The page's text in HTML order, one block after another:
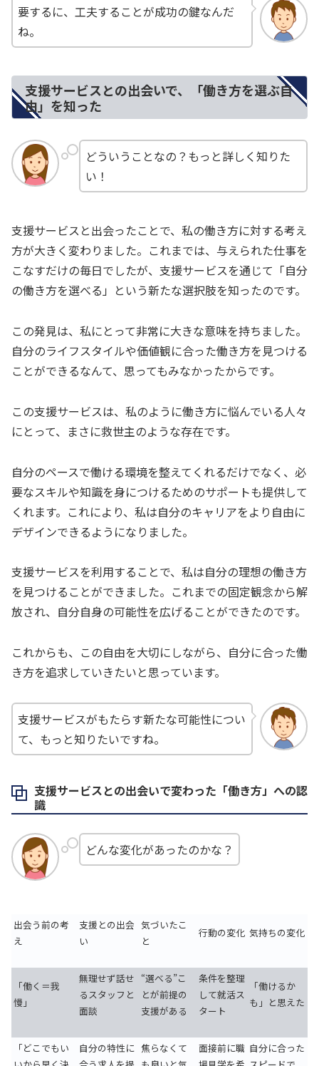
要するに、工夫することが成功の鍵なんだ
ね。
支援サービスとの出会いで、「働き方を選ぶ自
由」を知った
どういうことなの？もっと詳しく知りた
い！
支援サービスと出会ったことで、私の働き方に対する考え
方が大きく変わりました。これまでは、与えられた仕事を
こなすだけの毎日でしたが、支援サービスを通じて「自分
の働き方を選べる」という新たな選択肢を知ったのです。
この発見は、私にとって非常に大きな意味を持ちました。
自分のライフスタイルや価値観に合った働き方を見つける
ことができるなんて、思ってもみなかったからです。
この支援サービスは、私のように働き方に悩んでいる人々
にとって、まさに救世主のような存在です。
自分のペースで働ける環境を整えてくれるだけでなく、必
要なスキルや知識を身につけるためのサポートも提供して
くれます。これにより、私は自分のキャリアをより自由に
デザインできるようになりました。
支援サービスを利用することで、私は自分の理想の働き方
を見つけることができました。これまでの固定観念から解
放され、自分自身の可能性を広げることができたのです。
これからも、この自由を大切にしながら、自分に合った働
き方を追求していきたいと思っています。
支援サービスがもたらす新たな可能性につい
て、もっと知りたいですね。
支援サービスとの出会いで変わった「働き方」への認
識
どんな変化があったのかな？
出会う前の考
え
支援との出会
い
気づいたこ
と
行動の変化 気持ちの変化
「働く＝我
慢」
無理せず話せ
るスタッフと
面談
“選べる”こ
とが前提の
支援がある
条件を整理
して就活ス
タート
「働けるか
も」と思えた
「どこでもい
自分の特性に 焦らなくて
面接前に職 自分に合った